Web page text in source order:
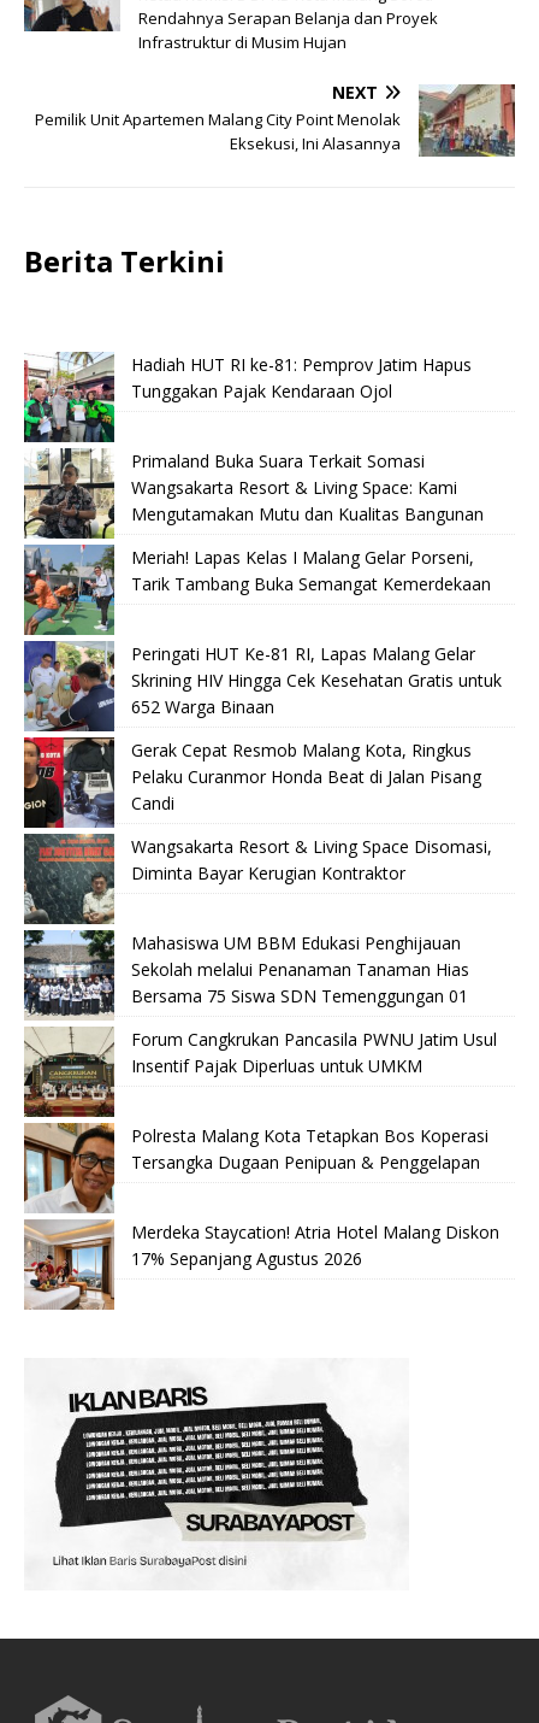
Rendahnya Serapan Belanja dan Proyek
Infrastruktur di Musim Hujan
NEXT
Pemilik Unit Apartemen Malang City Point Menolak
Eksekusi, Ini Alasannya
Berita Terkini
Hadiah HUT RI ke-81: Pemprov Jatim Hapus
Tunggakan Pajak Kendaraan Ojol
Primaland Buka Suara Terkait Somasi
Wangsakarta Resort & Living Space: Kami
Mengutamakan Mutu dan Kualitas Bangunan
Meriah! Lapas Kelas I Malang Gelar Porseni,
Tarik Tambang Buka Semangat Kemerdekaan
Peringati HUT Ke-81 RI, Lapas Malang Gelar
Skrining HIV Hingga Cek Kesehatan Gratis untuk
652 Warga Binaan
Gerak Cepat Resmob Malang Kota, Ringkus
Pelaku Curanmor Honda Beat di Jalan Pisang
Candi
Wangsakarta Resort & Living Space Disomasi,
Diminta Bayar Kerugian Kontraktor
Mahasiswa UM BBM Edukasi Penghijauan
Sekolah melalui Penanaman Tanaman Hias
Bersama 75 Siswa SDN Temenggungan 01
Forum Cangkrukan Pancasila PWNU Jatim Usul
Insentif Pajak Diperluas untuk UMKM
Polresta Malang Kota Tetapkan Bos Koperasi
Tersangka Dugaan Penipuan & Penggelapan
Merdeka Staycation! Atria Hotel Malang Diskon
17% Sepanjang Agustus 2026